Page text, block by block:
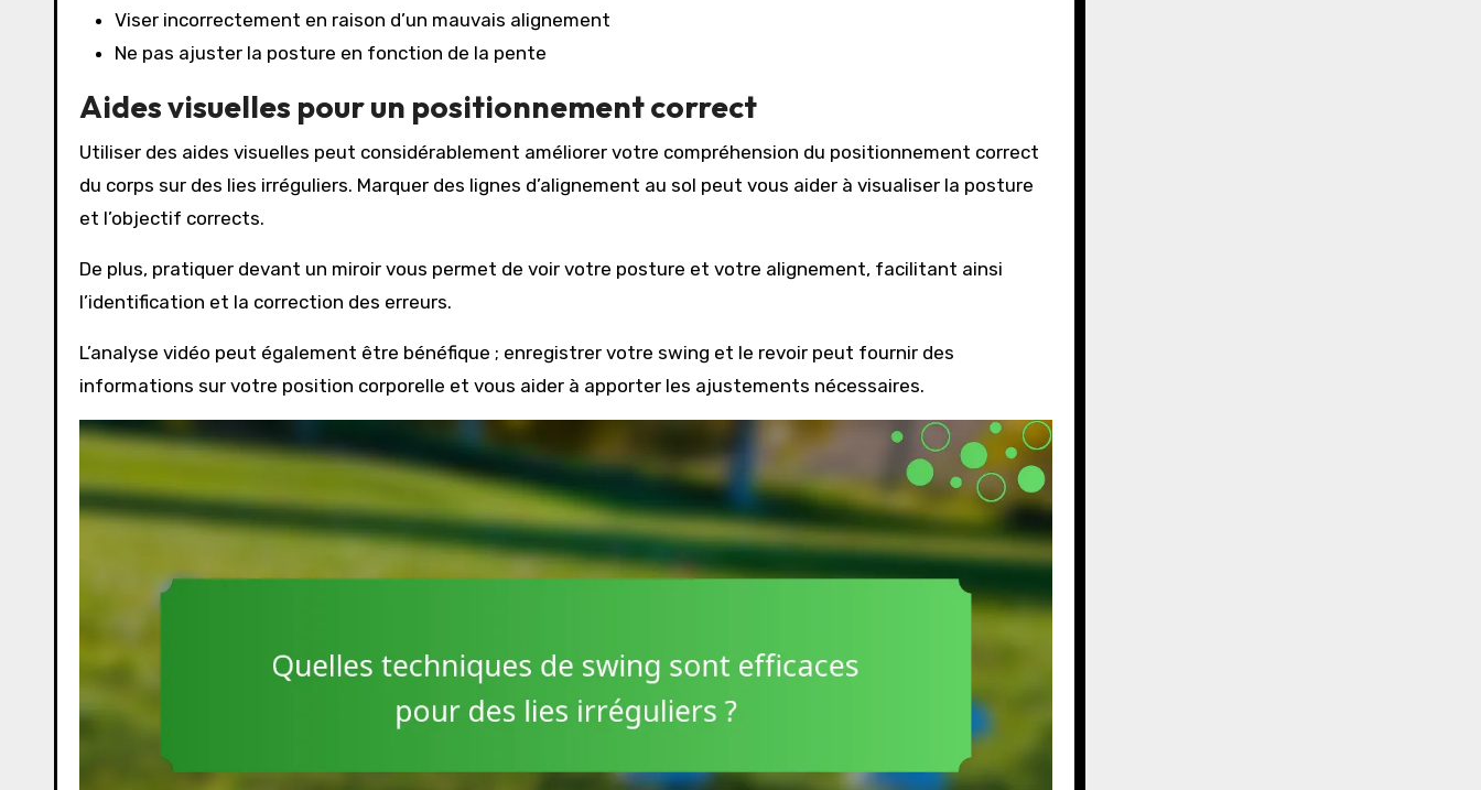
Viser incorrectement en raison d’un mauvais alignement
Ne pas ajuster la posture en fonction de la pente
Aides visuelles pour un positionnement correct
Utiliser des aides visuelles peut considérablement améliorer votre compréhension du positionnement correct
du corps sur des lies irréguliers. Marquer des lignes d’alignement au sol peut vous aider à visualiser la posture
et l’objectif corrects.
De plus, pratiquer devant un miroir vous permet de voir votre posture et votre alignement, facilitant ainsi
l’identification et la correction des erreurs.
L’analyse vidéo peut également être bénéfique ; enregistrer votre swing et le revoir peut fournir des
informations sur votre position corporelle et vous aider à apporter les ajustements nécessaires.